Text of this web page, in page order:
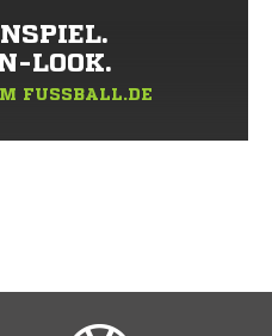
LOOK.
FUSSBALL.DE